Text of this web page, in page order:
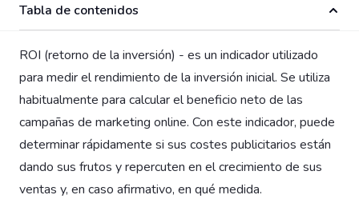
Tabla de contenidos
ROI (retorno de la inversión) - es un indicador utilizado
para medir el rendimiento de la inversión inicial. Se utiliza
habitualmente para calcular el beneficio neto de las
campañas de marketing online. Con este indicador, puede
determinar rápidamente si sus costes publicitarios están
dando sus frutos y repercuten en el crecimiento de sus
ventas y, en caso afirmativo, en qué medida.